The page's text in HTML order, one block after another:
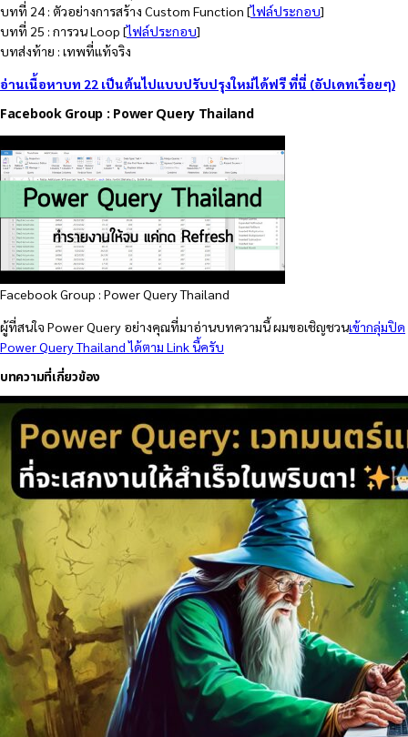
บทที่ 24 : ตัวอย่างการสร้าง Custom Function [ไฟล์ประกอบ]
บทที่ 25 : การวน Loop [ไฟล์ประกอบ]
บทส่งท้าย : เทพที่แท้จริง
อ่านเนื้อหาบท 22 เป็นต้นไปแบบปรับปรุงใหม่ได้ฟรี ที่นี่ (อัปเดทเรื่อยๆ)
Facebook Group : Power Query Thailand
Facebook Group : Power Query Thailand
ผู้ที่สนใจ Power Query อย่างคุณที่มาอ่านบทความนี้ ผมขอเชิญชวนเข้ากลุ่มปิด
Power Query Thailand ได้ตาม Link นี้ครับ
บทความที่เกี่ยวข้อง